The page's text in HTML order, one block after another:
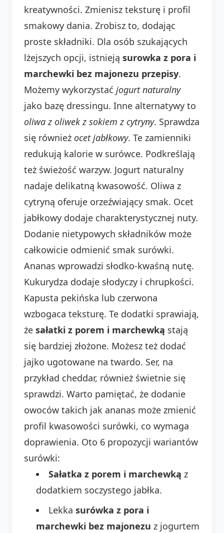
kreatywności. Zmienisz teksturę i profil
smakowy dania. Zrobisz to, dodając
proste składniki. Dla osób szukających
lżejszych opcji, istnieją surowka z pora i
marchewki bez majonezu przepisy.
Możemy wykorzystać jogurt naturalny
jako bazę dressingu. Inne alternatywy to
oliwa z oliwek z sokiem z cytryny. Sprawdza
się również ocet jabłkowy. Te zamienniki
redukują kalorie w surówce. Podkreślają
też świeżość warzyw. Jogurt naturalny
nadaje delikatną kwasowość. Oliwa z
cytryną oferuje orzeźwiający smak. Ocet
jabłkowy dodaje charakterystycznej nuty.
Dodanie nietypowych składników może
całkowicie odmienić smak surówki.
Ananas wprowadzi słodko-kwaśną nutę.
Kukurydza dodaje słodyczy i chrupkości.
Kapusta pekińska lub czerwona
wzbogaca teksturę. Te dodatki sprawiają,
że sałatki z porem i marchewką stają
się bardziej złożone. Możesz też dodać
jajko ugotowane na twardo. Ser, na
przykład cheddar, również świetnie się
sprawdzi. Warto pamiętać, że dodanie
owoców takich jak ananas może zmienić
profil kwasowości surówki, co wymaga
doprawienia. Oto 6 propozycji wariantów
surówki:
Sałatka z porem i marchewką z
dodatkiem soczystego jabłka.
Lekka surówka z pora i
marchewki bez majonezu z jogurtem